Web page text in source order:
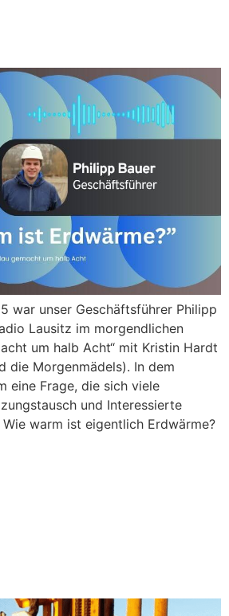
war unser Geschäftsführer Philipp
Lausitz im morgendlichen
um halb Acht“ mit Kristin Hardt
die Morgenmädels). In dem
eine Frage, die sich viele
und Interessierte
warm ist eigentlich Erdwärme?